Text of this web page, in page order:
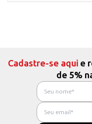
Cadastre-se aqui e
de 5%